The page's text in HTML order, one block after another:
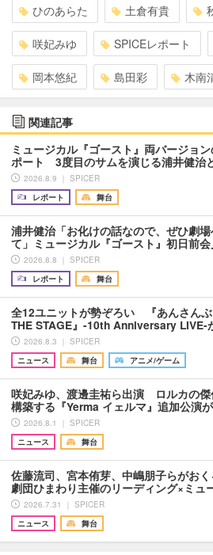
ひのあらた 土倉有貴
咲妃みゆ SPICEレポート
岡本悠紀 島田彩 木南
関連記事
ミュージカル『ゴースト』両バージョ
ポート 3度目のサムを演じる浦井健治
2026.8.9 ｜ SPICER
レポート
舞台
浦井健治「お化けの話なので、ぜひ劇
て」ミュージカル『ゴースト』初日前
2026.8.8 ｜ SPICER
レポート
舞台
全12ユニットが勢ぞろい 『あんさんぶ
THE STAGE』-10th Anniversary
2026.8.3 ｜ SPICER
ニュース
舞台 アニメ/ゲーム
咲妃みゆ、渡邊圭祐ら出演 ロルカの傑
構築する『Yerma イェルマ』追加公演
2026.8.1 ｜ SPICER
ニュース
舞台
佐藤流司、宮本侑芽、中嶋朋子らがお
劇団ひまわり主催のリーディング×ミ
2026.7.31 ｜ SPICER
ニュース
舞台